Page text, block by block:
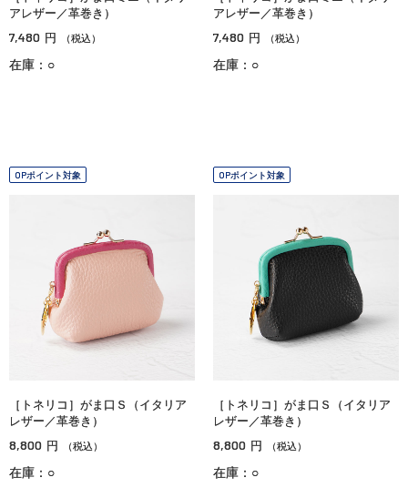
アレザー／革巻き）
7,480 円 （税込）
在庫：○
アレザー／革巻き）
7,480 円 （税込）
在庫：○
OPポイント対象
［トネリコ］がま口Ｓ（イタリア
レザー／革巻き）
8,800 円 （税込）
在庫：○
OPポイント対象
［トネリコ］がま口Ｓ（イタリア
レザー／革巻き）
8,800 円 （税込）
在庫：○